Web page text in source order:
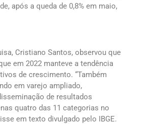
após a queda de 0,8% em maio,
Cristiano Santos, observou que
em 2022 manteve a tendência
de crescimento. “Também
em varejo ampliado,
de resultados
quatro das 11 categorias no
em texto divulgado pelo IBGE.